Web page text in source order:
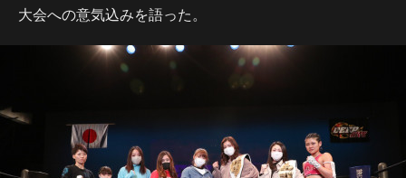
大会への意気込みを語った。